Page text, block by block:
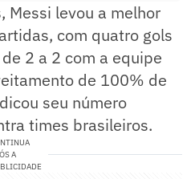
Messi levou a melhor
com quatro gols
2 a 2 com a equipe
de 100% de
seu número
times brasileiros.
A